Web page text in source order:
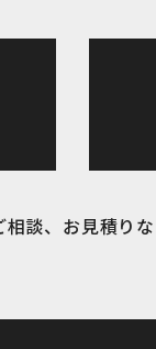
畝刈保育
談、お見積り